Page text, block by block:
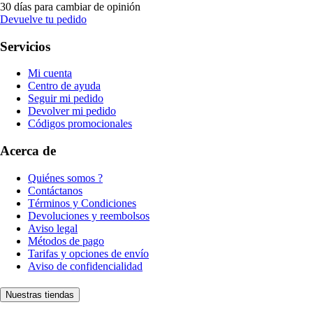
30 días para cambiar de opinión
Devuelve tu pedido
Servicios
Mi cuenta
Centro de ayuda
Seguir mi pedido
Devolver mi pedido
Códigos promocionales
Acerca de
Quiénes somos ?
Contáctanos
Términos y Condiciones
Devoluciones y reembolsos
Aviso legal
Métodos de pago
Tarifas y opciones de envío
Aviso de confidencialidad
Nuestras tiendas